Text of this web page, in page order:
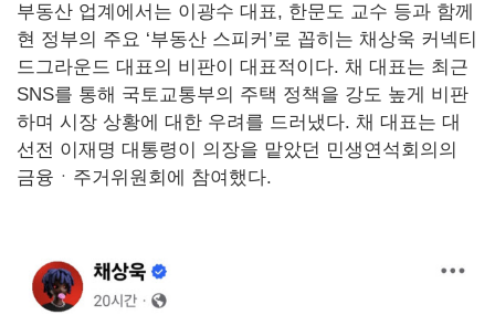
부동산 업계에서는 이광수 대표, 한문도 교수 등과 함께
현 정부의 주요 ‘부동산 스피커’로 꼽히는 채상욱 커넥티
드그라운드 대표의 비판이 대표적이다. 채 대표는 최근
SNS를 통해 국토교통부의 주택 정책을 강도 높게 비판
하며 시장 상황에 대한 우려를 드러냈다. 채 대표는 대
선전 이재명 대통령이 의장을 맡았던 민생연석회의의
금융ㆍ주거위원회에 참여했다.